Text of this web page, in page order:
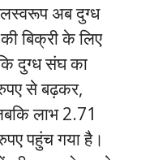
अब दुग्ध
बिक्री के लिए
दुग्ध संघ का
से बढ़कर,
लाभ 2.71
पहुंच गया है।